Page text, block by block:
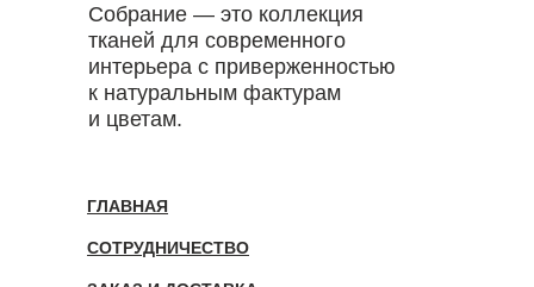
Собрание — это коллекция
тканей для современного
интерьера с приверженностью
к натуральным фактурам
и цветам.
ГЛАВНАЯ
СОТРУДНИЧЕСТВО